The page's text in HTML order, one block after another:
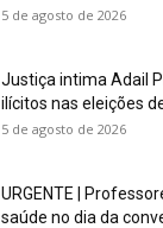
5 de agosto de 2026
Justiça intima Adail
ilícitos nas eleições
5 de agosto de 2026
URGENTE |
saúde no dia da